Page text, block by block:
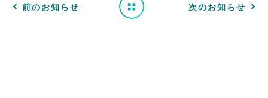
前のお知らせ 一 次のお知らせ